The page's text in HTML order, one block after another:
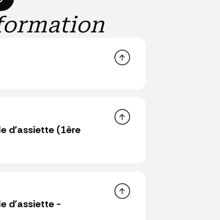
d'assiette (1ère
ou sur place
d'assiette -